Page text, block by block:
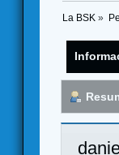
La BSK »